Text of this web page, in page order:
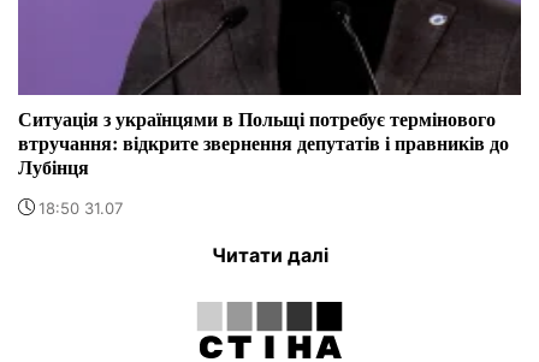
Ситуація з українцями в Польщі потребує термінового
втручання: відкрите звернення депутатів і правників до
Лубінця
18:50 31.07
Читати далі